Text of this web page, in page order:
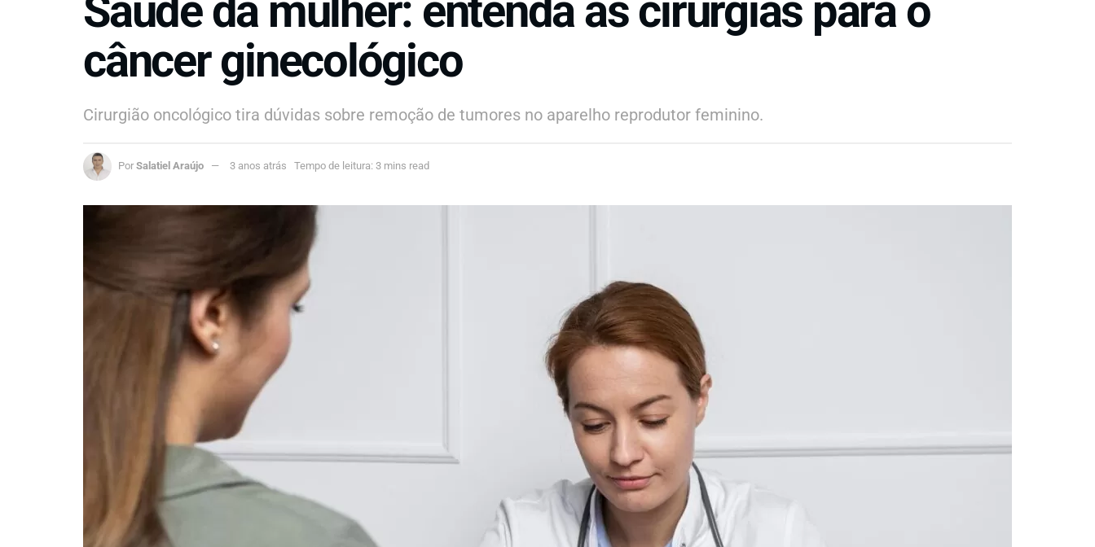
Saúde da mulher: entenda as cirurgias para o
câncer ginecológico
Cirurgião oncológico tira dúvidas sobre remoção de tumores no aparelho reprodutor feminino.
Por Salatiel Araújo 3 anos atrás Tempo de leitura: 3 mins read